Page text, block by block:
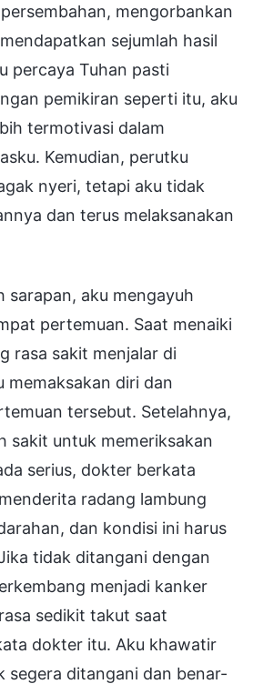
mengorbankan
sejumlah hasil
percaya Tuhan pasti
pemikiran seperti itu, aku
termotivasi dalam
Kemudian, perutku
nyeri, tetapi aku tidak
dan terus melaksanakan
sarapan, aku mengayuh
pertemuan. Saat menaiki
rasa sakit menjalar di
memaksakan diri dan
tersebut. Setelahnya,
sakit untuk memeriksakan
serius, dokter berkata
radang lambung
dan kondisi ini harus
tidak ditangani dengan
menjadi kanker
sedikit takut saat
dokter itu. Aku khawatir
segera ditangani dan benar-